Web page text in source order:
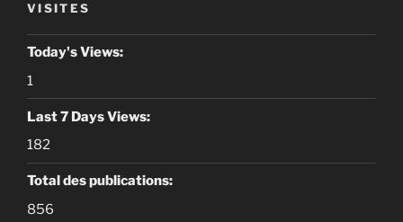
VISITES
Today's Views:
1
Last 7 Days Views:
182
Total des publications:
856